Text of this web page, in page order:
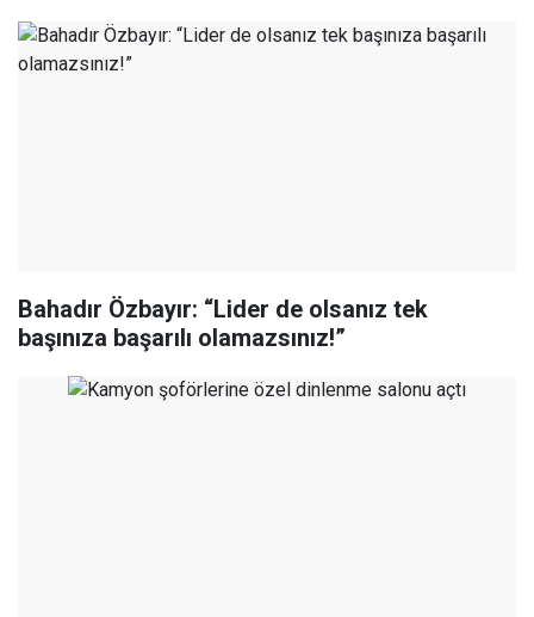
Bahadır Özbayır: “Lider de olsanız tek
başınıza başarılı olamazsınız!”